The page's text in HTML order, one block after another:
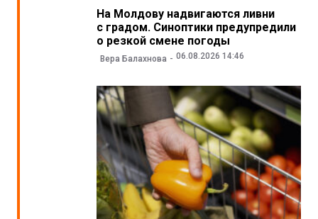
На Молдову надвигаются ливни
с градом. Синоптики предупредили
о резкой смене погоды
Вера Балахнова 06.08.2026 14:46